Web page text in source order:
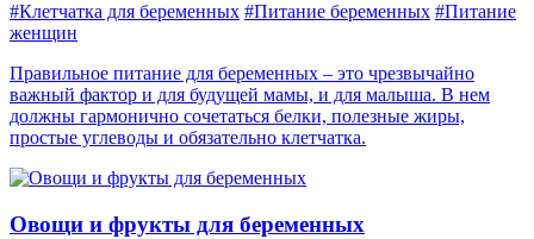
#Клетчатка для беременных #Питание беременных #Питание
женщин
Правильное питание для беременных – это чрезвычайно
важный фактор и для будущей мамы, и для малыша. В нем
должны гармонично сочетаться белки, полезные жиры,
простые углеводы и обязательно клетчатка.
Овощи и фрукты для беременных